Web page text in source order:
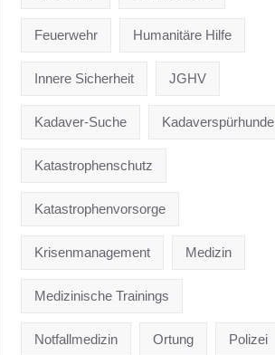
Feuerwehr Humanitäre Hilfe
Innere Sicherheit JGHV
Kadaver-Suche Kadaverspürhunde
Katastrophenschutz
Katastrophenvorsorge
Krisenmanagement Medizin
Medizinische Trainings
Notfallmedizin Ortung Polizei